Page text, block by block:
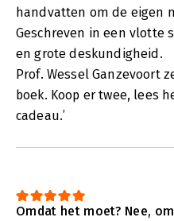
handvatten om de eigen
Geschreven in een vlotte
en grote deskundigheid.
Prof. Wessel Ganzevoort
boek. Koop er twee, lees
cadeau.’
Omdat het moet? Nee,